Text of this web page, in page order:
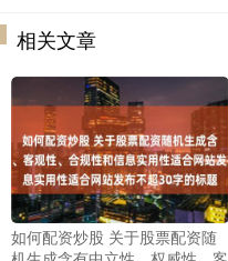
相关文章
如何配资炒股 关于股票配资随